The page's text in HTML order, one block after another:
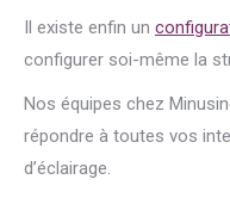
Il existe enfin un
configurer soi-même la
Nos équipes chez
répondre à toutes vos
d’éclairage.